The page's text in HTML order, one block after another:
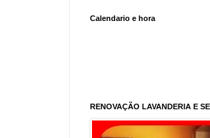
Calendario e hora
RENOVAÇÃO LAVANDERIA E